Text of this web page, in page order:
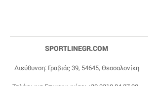
SPORTLINEGR.COM
Διεύθυνση: Γραβιάς 39, 54645, Θεσσαλονίκη